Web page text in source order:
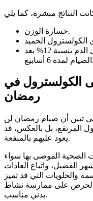
خسارة الوزن.
انخفاض مستويات الكولسترول في الدم بنسبة 12% بعد
الصيام لمدة 6 أسابيع.
الكولسترول في
رمضان
تبين أن صيام رمضان لن
بل بالعكس، قد
يعود عليهم بالمنفعة.
الصحية الموصى بها سواء
الفضيل، واتباع العادات
والحلويات التي قد تميز
الحرص على ممارسة نشاط
بدني مناسب.